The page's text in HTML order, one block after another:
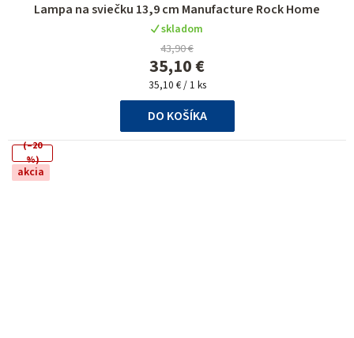
Lampa na sviečku 13,9 cm Manufacture Rock Home
hodnotenie
produktu
je
5,0
z
5
hviezdičiek.
skladom
35,10 €
43,90 €
Jednotková
cena:
35,10 € / 1 ks
DO KOŠÍKA
akcia
(–20
%)